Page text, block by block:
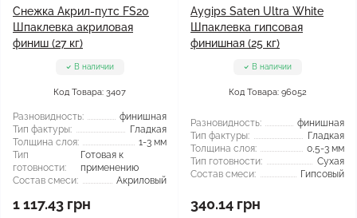
Снежка Акрил-путс FS20
Шпаклевка акриловая
финиш (27 кг)
В наличии
Код Товара: 3407
Разновидность:
финишная
Тип фактуры:
Гладкая
Толщина слоя:
1-3 мм
Тип
готовности:
Готовая к
применению
Состав смеси:
Акриловый
1 117.43 грн
Aygips Saten Ultra White
Шпаклевка гипсовая
финишная (25 кг)
В наличии
Код Товара: 96052
Разновидность:
финишная
Тип фактуры:
Гладкая
Толщина слоя:
0,5-3 мм
Тип готовности:
Сухая
Состав смеси:
Гипсовый
340.14 грн